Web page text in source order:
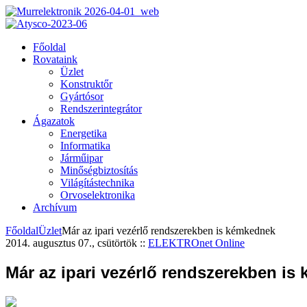
Főoldal
Rovataink
Üzlet
Konstruktőr
Gyártósor
Rendszerintegrátor
Ágazatok
Energetika
Informatika
Járműipar
Minőségbiztosítás
Világítástechnika
Orvoselektronika
Archívum
FőoldalÜzletMár az ipari vezérlő rendszerekben is kémkednek
2014. augusztus 07., csütörtök :: ELEKTROnet Online
Már az ipari vezérlő rendszerekben is